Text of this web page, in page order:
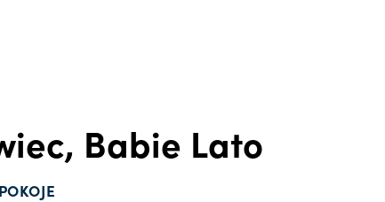
Babie Lato